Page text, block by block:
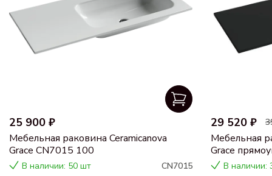
25 900 ₽
Мебельная раковина Ceramicanova
Grace CN7015 100
В наличии: 50 шт
CN7015
29 520 ₽
Мебельная
Grace
101 см
В наличии: